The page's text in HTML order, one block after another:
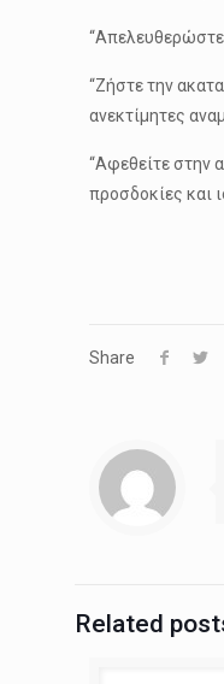
“Απελευθερώστε
“Ζήστε την
ανεκτίμητες
“Αφεθείτε στην
προσδοκίες και
Share
Related